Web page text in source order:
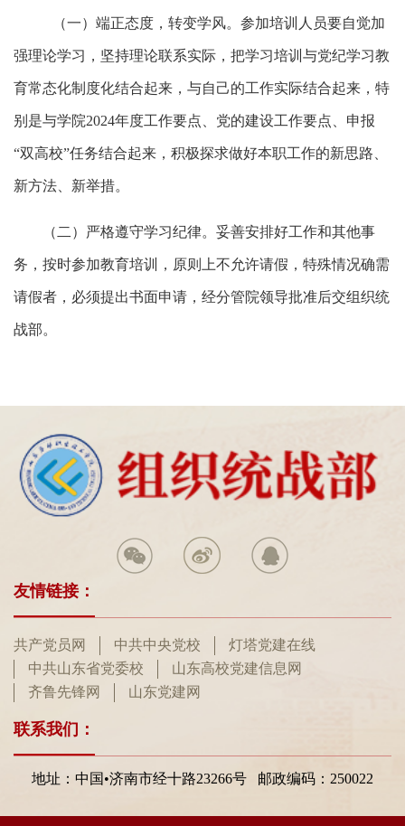
（一）端正态度，转变学风。参加培训人员要自觉加
强理论学习，坚持理论联系实际，把学习培训与党纪学习教
育常态化制度化结合起来，与自己的工作实际结合起来，特
别是与学院2024年度工作要点、党的建设工作要点、申报
“双高校”任务结合起来，积极探求做好本职工作的新思路、
新方法、新举措。
（二）严格遵守学习纪律。妥善安排好工作和其他事
务，按时参加教育培训，原则上不允许请假，特殊情况确需
请假者，必须提出书面申请，经分管院领导批准后交组织统
战部。
友情链接：
共产党员网 中共中央党校
灯塔党建在线
中共山东省党委校
山东高校党建信息网
齐鲁先锋网
山东党建网
联系我们：
地址：中国•济南市经十路23266号 邮政编码：250022